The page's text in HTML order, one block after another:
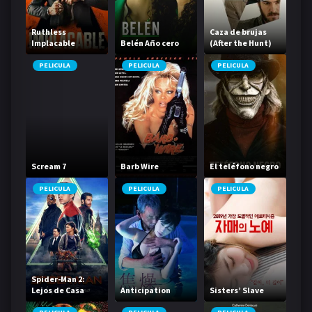
Ruthless
Implacable
Belén Año cero
Caza de brujas
(After the Hunt)
PELICULA
Scream 7
PELICULA
Barb Wire
PELICULA
El teléfono negro
PELICULA
Spider-Man 2:
Lejos de Casa
PELICULA
Anticipation
PELICULA
Sisters’ Slave